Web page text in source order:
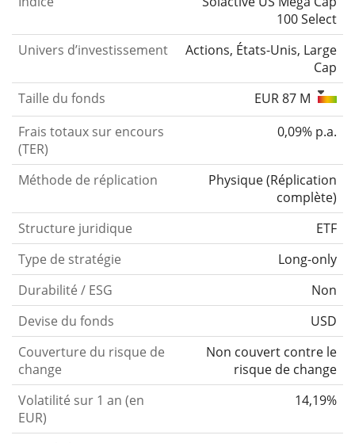
100 Select
Univers d’investissement
Actions, États-Unis, Large
Cap
Taille du fonds
EUR 87 M
Frais totaux sur encours
(TER)
0,09% p.a.
Méthode de réplication Physique(Réplication
complète)
Structure juridique
ETF
Type de stratégie
Long-only
Durabilité / ESG
Non
Devise du fonds
USD
Couverture du risque de
change
Non couvert contre le
risque de change
Volatilité sur 1 an (en
EUR)
14,19%